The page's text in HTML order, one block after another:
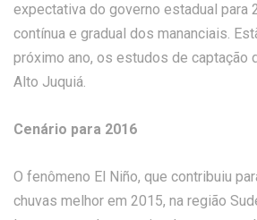
expectativa do governo estadual para
contínua e gradual dos mananciais.
próximo ano, os estudos de captação
Alto Juquiá.
Cenário para 2016
O fenômeno El Niño, que contribuiu
chuvas melhor em 2015, na região